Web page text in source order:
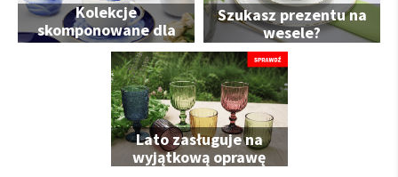
Kolekcje
skomponowane dla
Ciebie
Szukasz prezentu na
wesele?
Lato zasługuje na
wyjątkową oprawę